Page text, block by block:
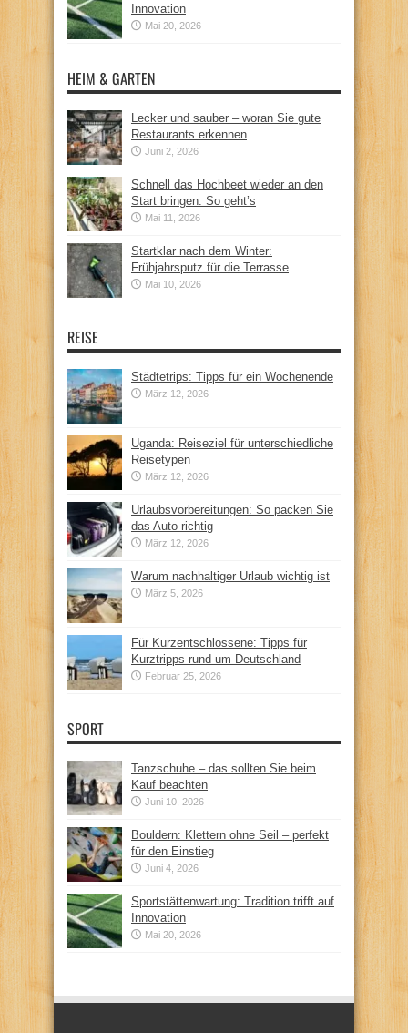
Innovation
Mai 20, 2026
HEIM & GARTEN
Lecker und sauber – woran Sie gute
Restaurants erkennen
Juni 2, 2026
Schnell das Hochbeet wieder an den
Start bringen: So geht’s
Mai 11, 2026
Startklar nach dem Winter:
Frühjahrsputz für die Terrasse
Mai 10, 2026
REISE
Städtetrips: Tipps für ein Wochenende
März 12, 2026
Uganda: Reiseziel für unterschiedliche
Reisetypen
März 12, 2026
Urlaubsvorbereitungen: So packen Sie
das Auto richtig
März 12, 2026
Warum nachhaltiger Urlaub wichtig ist
März 5, 2026
Für Kurzentschlossene: Tipps für
Kurztripps rund um Deutschland
Februar 25, 2026
SPORT
Tanzschuhe – das sollten Sie beim
Kauf beachten
Juni 10, 2026
Bouldern: Klettern ohne Seil – perfekt
für den Einstieg
Juni 4, 2026
Sportstättenwartung: Tradition trifft auf
Innovation
Mai 20, 2026